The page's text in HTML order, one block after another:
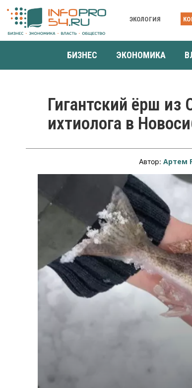
ЭКОЛОГИЯ
БИЗНЕС ЭКОНОМИКА
Гигантский ёрш из
ихтиолога в
Автор:Артем